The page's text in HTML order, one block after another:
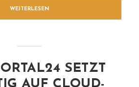
WEITERLESEN
SETZT
AUF CLOUD-